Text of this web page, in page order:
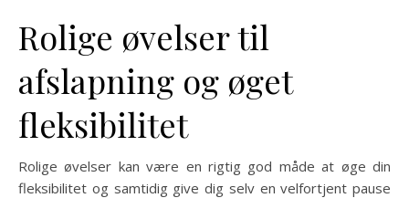
Rolige øvelser til
afslapning og øget
fleksibilitet
Rolige øvelser kan være en rigtig god måde at øge din
fleksibilitet og samtidig give dig selv en velfortjent pause